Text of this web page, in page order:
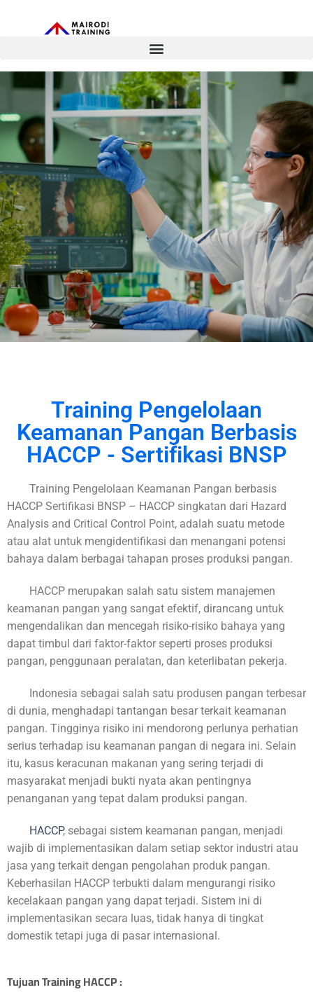
Training Pengelolaan
Keamanan Pangan Berbasis
HACCP - Sertifikasi BNSP
Training Pengelolaan Keamanan Pangan berbasis
HACCP Sertifikasi BNSP – HACCP singkatan dari Hazard
Analysis and Critical Control Point, adalah suatu metode
atau alat untuk mengidentifikasi dan menangani potensi
bahaya dalam berbagai tahapan proses produksi pangan.
HACCP merupakan salah satu sistem manajemen
keamanan pangan yang sangat efektif, dirancang untuk
mengendalikan dan mencegah risiko-risiko bahaya yang
dapat timbul dari faktor-faktor seperti proses produksi
pangan, penggunaan peralatan, dan keterlibatan pekerja.
Indonesia sebagai salah satu produsen pangan terbesar
di dunia, menghadapi tantangan besar terkait keamanan
pangan. Tingginya risiko ini mendorong perlunya perhatian
serius terhadap isu keamanan pangan di negara ini. Selain
itu, kasus keracunan makanan yang sering terjadi di
masyarakat menjadi bukti nyata akan pentingnya
penanganan yang tepat dalam produksi pangan.
HACCP, sebagai sistem keamanan pangan, menjadi
wajib di implementasikan dalam setiap sektor industri atau
jasa yang terkait dengan pengolahan produk pangan.
Keberhasilan HACCP terbukti dalam mengurangi risiko
kecelakaan pangan yang dapat terjadi. Sistem ini di
implementasikan secara luas, tidak hanya di tingkat
domestik tetapi juga di pasar internasional.
Tujuan Training HACCP :